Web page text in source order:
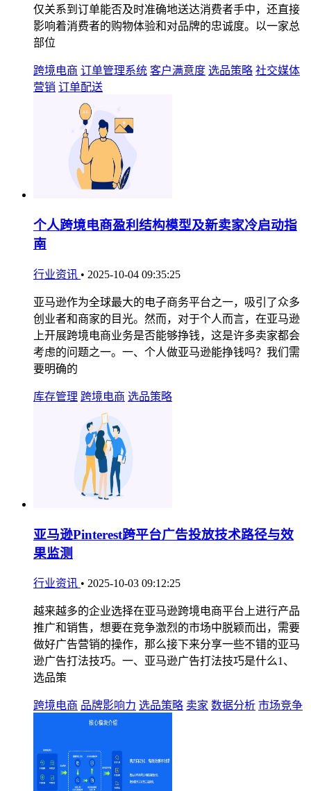
仅关系到订单能否及时准确地送达消费者手中，还直接
影响着消费者的购物体验和对品牌的忠诚度。以一家总
部位
跨境电商 订单管理系统 客户满意度 选品策略 社交媒体
营销 订单配送
个人跨境电商盈利结构模型及新卖家冷启动指
南
行业资讯 • 2025-10-04 09:35:25
亚马逊作为全球最大的电子商务平台之一，吸引了众多
创业者和商家的目光。然而，对于个人而言，在亚马逊
上开展跨境电商业务是否能够挣钱，这是许多卖家都会
考虑的问题之一。一、个人做亚马逊能挣钱吗？我们需
要明确的
库存管理 跨境电商 选品策略
亚马逊Pinterest跨平台广告投放技术路径与效
果监测
行业资讯 • 2025-10-03 09:12:25
越来越多的企业选择在亚马逊跨境电商平台上进行产品
推广和销售，想要在竞争激烈的市场中脱颖而出，需要
做好广告营销的操作，那么接下来分享一些不错的亚马
逊广告打法技巧。一、亚马逊广告打法技巧是什么1、
选品策
跨境电商 品牌影响力 选品策略 卖家 数据分析 市场竞争